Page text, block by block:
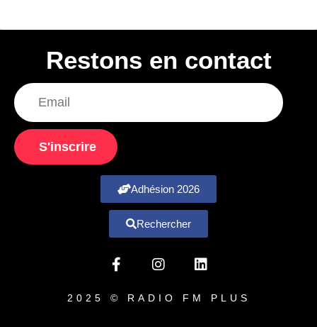
Restons en contact
S'inscrire
Adhésion 2026
Rechercher
2025 © RADIO FM PLUS